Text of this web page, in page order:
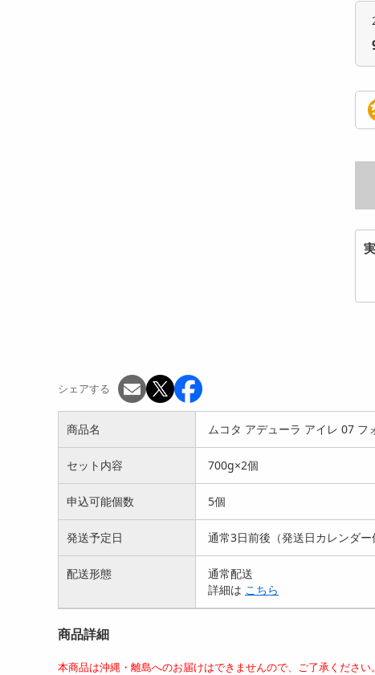
シェアする
商品名 ムコタ アデューラ アイレ 07 フ
セット内容 700g×2個
申込可能個数 5個
発送予定日 通常3日前後（発送日カレンダー
配送形態
通常配送
詳細は こちら
商品詳細
本商品は沖縄・離島へのお届けはできませんので、ご了承ください。